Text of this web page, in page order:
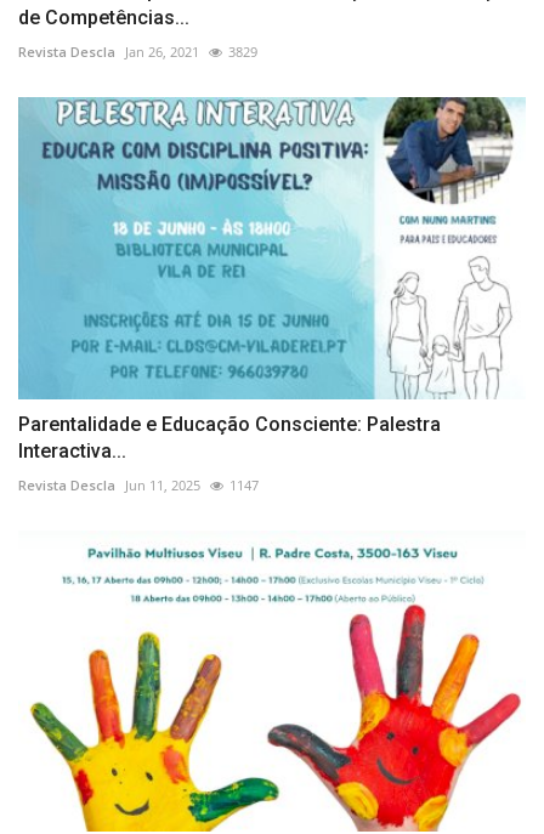
de Competências...
Revista Descla Jan 26, 2021 3829
Parentalidade e Educação Consciente: Palestra
Interactiva...
Revista Descla Jun 11, 2025 1147